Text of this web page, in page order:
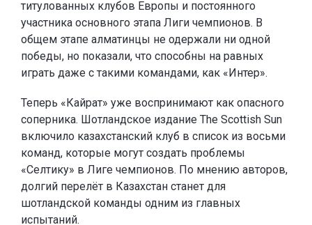
титулованных клубов Европы и постоянного
участника основного этапа Лиги чемпионов. В
общем этапе алматинцы не одержали ни одной
победы, но показали, что способны на равных
играть даже с такими командами, как «Интер».
Теперь «Кайрат» уже воспринимают как опасного
соперника. Шотландское издание The Scottish Sun
включило казахстанский клуб в список из восьми
команд, которые могут создать проблемы
«Селтику» в Лиге чемпионов. По мнению авторов,
долгий перелёт в Казахстан станет для
шотландской команды одним из главных
испытаний.